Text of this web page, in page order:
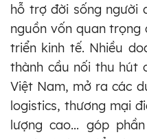
hỗ trợ đời sống người
nguồn vốn quan trọng
triển kinh tế. Nhiều
thành cầu nối thu hút
Việt Nam, mở ra các
logistics, thương mại
lượng cao... góp